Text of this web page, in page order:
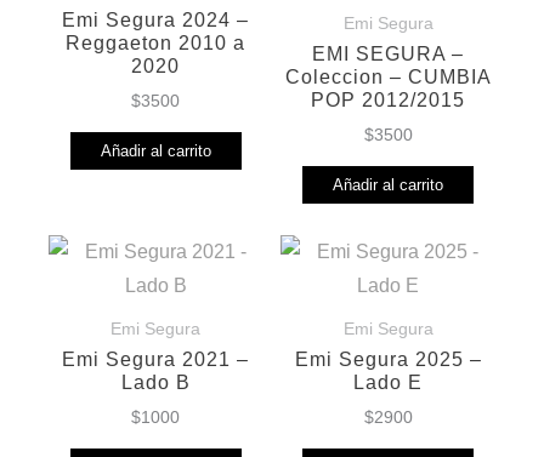
Emi Segura 2024 –
Reggaeton 2010 a
2020
$3500
Añadir al carrito
Emi Segura
EMI SEGURA –
Coleccion – CUMBIA
POP 2012/2015
$3500
Añadir al carrito
Emi Segura
Emi Segura 2021 –
Lado B
$1000
Emi Segura
Emi Segura 2025 –
Lado E
$2900